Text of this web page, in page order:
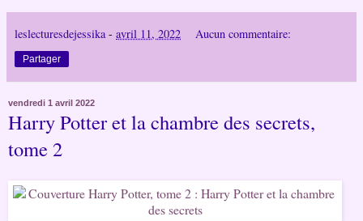
leslecturesdejessika - avril 11, 2022 Aucun commentaire:
Partager
vendredi 1 avril 2022
Harry Potter et la chambre des secrets,
tome 2